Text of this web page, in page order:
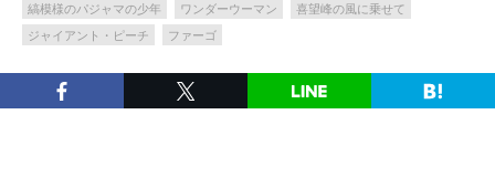
縞模様のパジャマの少年
ワンダーウーマン
喜望峰の風に乗せて
ジャイアント・ピーチ
ファーゴ